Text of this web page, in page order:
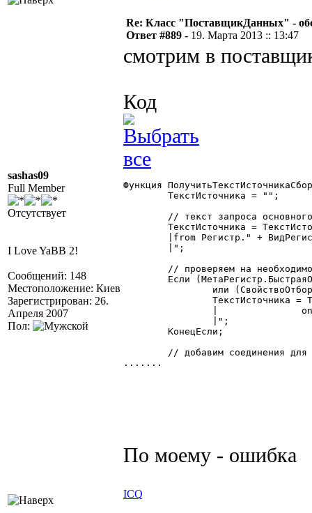
sashas09
Full Member
Отсутствует
I Love YaBB 2!
Сообщений: 148
Местоположение: Киев
Зарегистрирован: 26.
Апреля 2007
Пол:
Re: Класс "ПоставщикДанных" -
Ответ #889 - 19. Марта 2013 :: 13:47
смотрим в
Код
Функция
Если
.......
По моему - ошибка
ICQ